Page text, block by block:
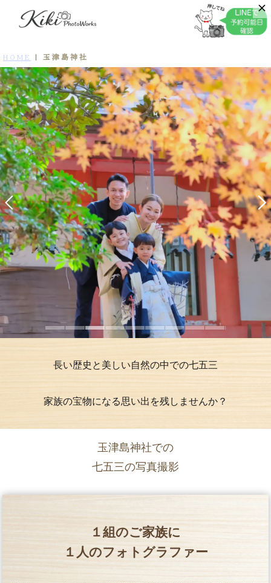
HOME 玉津島神社
長い歴史と美しい自然の中での七五三
家族の宝物になる思い出を残しませんか？
玉津島神社での
七五三の写真撮影
１組のご家族に
１人のフォトグラファー